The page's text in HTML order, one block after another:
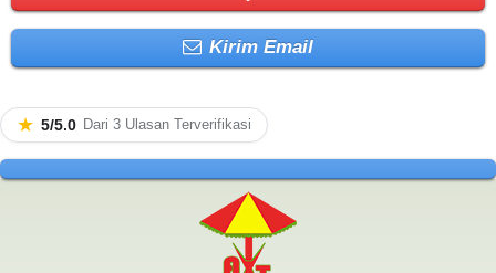
Kirim Email
★ 5/5.0 Dari 3 Ulasan Terverifikasi